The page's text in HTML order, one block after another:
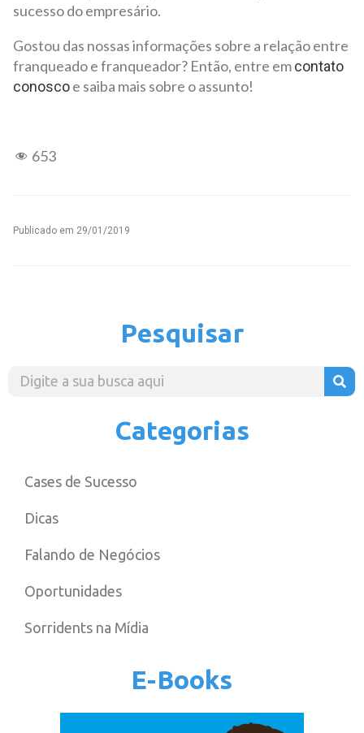
sucesso do empresário.
Gostou das nossas informações sobre a relação entre
franqueado e franqueador? Então, entre emcontato
conoscoe saiba mais sobre o assunto!
653
Publicado em 29/01/2019
Pesquisar
Categorias
Cases de Sucesso
Dicas
Falando de Negócios
Oportunidades
Sorridents na Mídia
E-Books